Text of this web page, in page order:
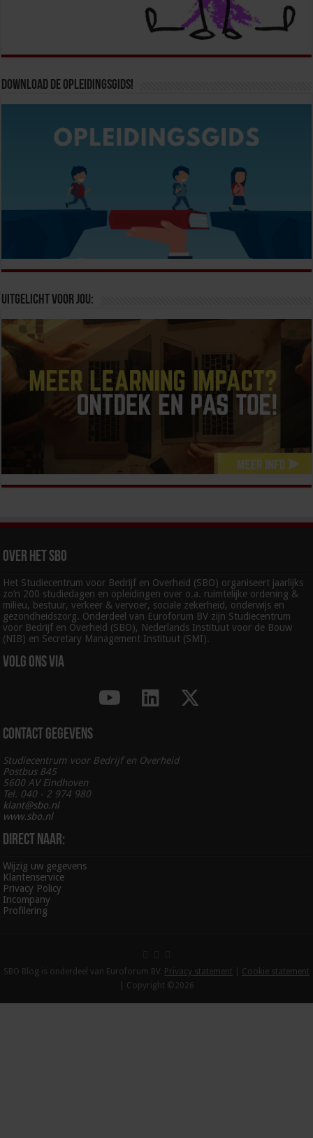
Download de opleidingsgids!
Uitgelicht voor jou:
Over het SBO
Het Studiecentrum voor Bedrijf en Overheid (SBO) organiseert jaarlijks
zo’n 200 studiedagen en opleidingen over o.a. ruimtelijke ordening &
milieu, bestuur, verkeer & vervoer, sociale zekerheid, onderwijs en
gezondheidszorg. Onderdeel van Euroforum BV zijn Studiecentrum
voor Bedrijf en Overheid (SBO), Nederlands Instituut voor de Bouw
(NIB) en Secretary Management Instituut (SMI).
Volg ons via
Contact gegevens
Studiecentrum voor Bedrijf en Overheid
Postbus 845
5600 AV Eindhoven
Tel. 040 - 2 974 980
klant@sbo.nl
www.sbo.nl
Direct naar:
Wijzig uw gegevens
Klantenservice
Privacy Policy
Incompany
Profilering
SBO Blog is onderdeel van Euroforum BV. Privacy statement
Cookie statement
| Copyright ©2026